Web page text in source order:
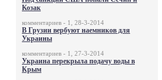
Козак
комментариев - 1, 28-3-2014
В Грузии вербуют наемников для
Украины
комментариев - 1, 27-3-2014
Украина перекрыла подачу воды в
Крым